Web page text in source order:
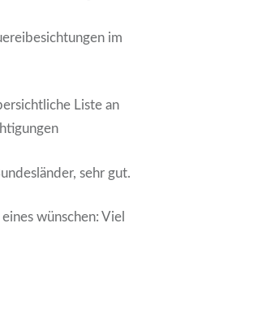
im
Liste an
sehr gut.
wünschen: Viel